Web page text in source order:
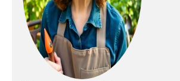
directe du
Connectivité
Fonctionnalités
avancées.
Default vous